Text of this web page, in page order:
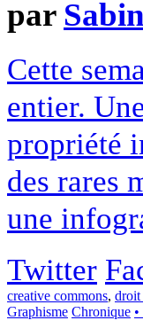
par
Cette
entier.
propriété
des rares
une
Twitter
creative commons, droit
Graphisme Chronique